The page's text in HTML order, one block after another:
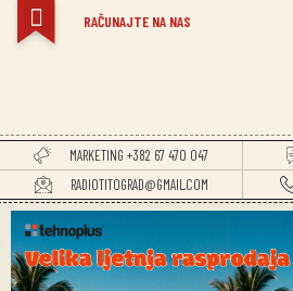
RAČUNAJTE NA NAS
MARKETING +382 67 470 047
RADIOTITOGRAD@GMAIL.COM